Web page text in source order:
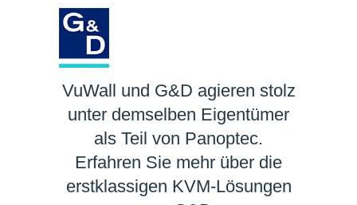
VuWall und G&D agieren stolz
unter demselben Eigentümer
als Teil von Panoptec.
Erfahren Sie mehr über die
erstklassigen KVM-Lösungen